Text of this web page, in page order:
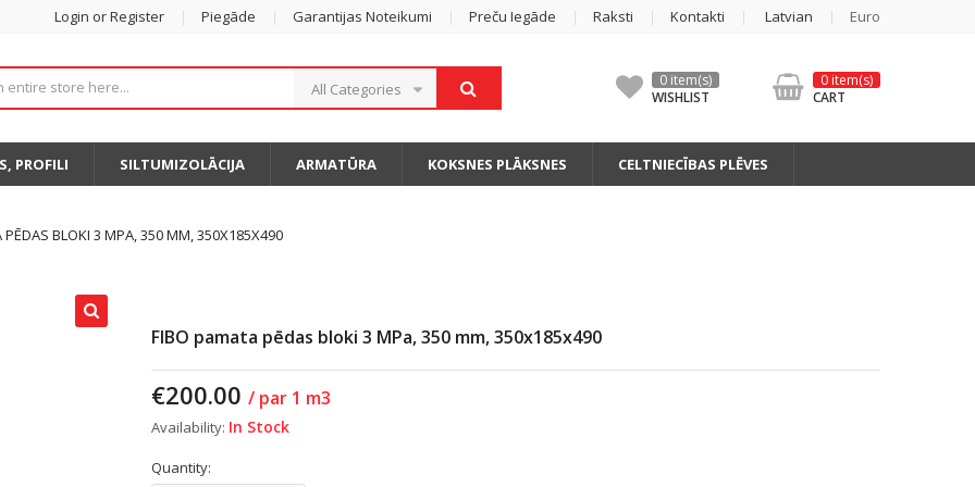
Login or Register Piegāde Garantijas Noteikumi Preču Iegāde Raksti Kontakti Latvian Euro
All Categories
0 item(s)
WISHLIST
0 item(s)
CART
PROFILI SILTUMIZOLĀCIJA ARMATŪRA KOKSNES PLĀKSNES CELTNIECĪBAS PLĒVES
PĒDAS BLOKI 3 MPA, 350 MM, 350X185X490
FIBO pamata pēdas bloki 3 MPa, 350 mm, 350x185x490
€200.00 / par 1 m3
Availability: In Stock
Quantity: